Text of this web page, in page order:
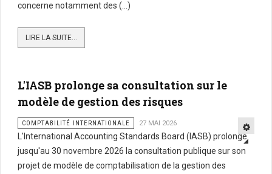
concerne notamment des (...)
LIRE LA SUITE...
L'IASB prolonge sa consultation sur le
modèle de gestion des risques
COMPTABILITÉ INTERNATIONALE 27 MAI 2026
L'International Accounting Standards Board (IASB) prolonge
jusqu'au 30 novembre 2026 la consultation publique sur son
projet de modèle de comptabilisation de la gestion des